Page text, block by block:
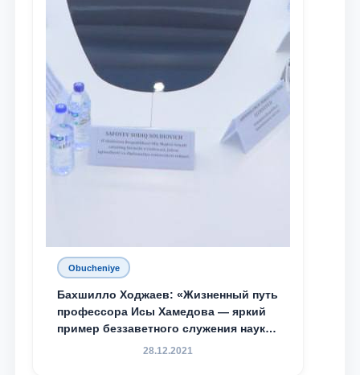
Obucheniye
Бахшилло Ходжаев: «Жизненный путь
профессора Исы Хамедова — яркий
пример беззаветного служения науке,
Родине и воспитанию молодого
28.12.2021